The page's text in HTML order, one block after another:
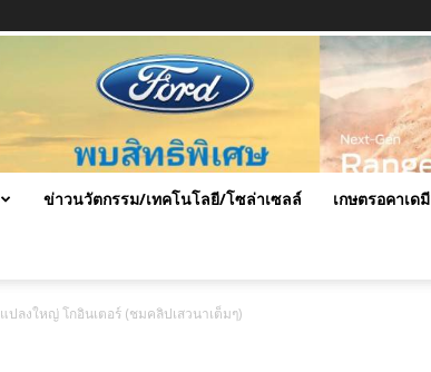
ข่าวนวัตกรรม/เทคโนโลยี/โซล่าเซลล์ เกษตรอคาเดมี
ปลงใหญ่ โกอินเตอร์ (ชมคลิปเสวนาเต็มๆ)